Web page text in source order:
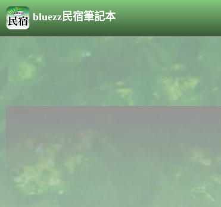
bluezz民宿筆記本